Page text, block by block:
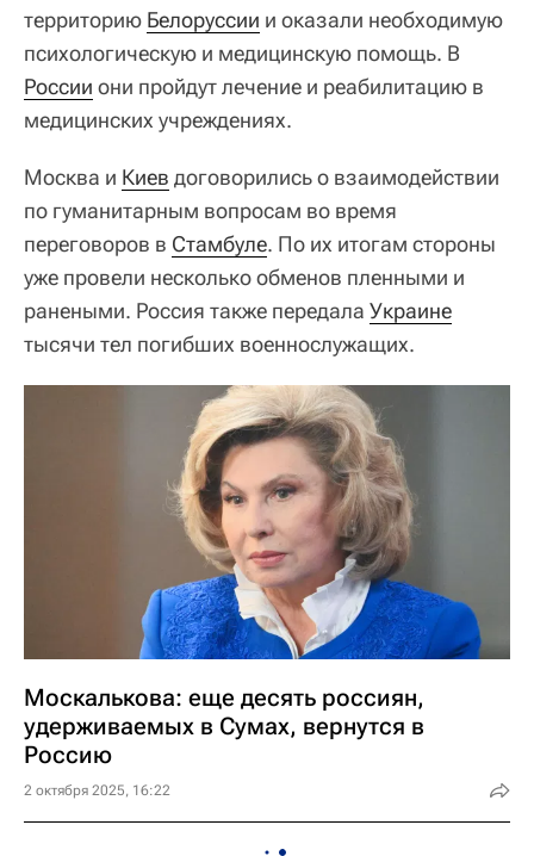
территорию Белоруссии и оказали необходимую
психологическую и медицинскую помощь. В
России они пройдут лечение и реабилитацию в
медицинских учреждениях.
Москва и Киев договорились о взаимодействии
по гуманитарным вопросам во время
переговоров в Стамбуле. По их итогам стороны
уже провели несколько обменов пленными и
ранеными. Россия также передала Украине
тысячи тел погибших военнослужащих.
Москалькова: еще десять россиян,
удерживаемых в Сумах, вернутся в
Россию
2 октября 2025, 16:22